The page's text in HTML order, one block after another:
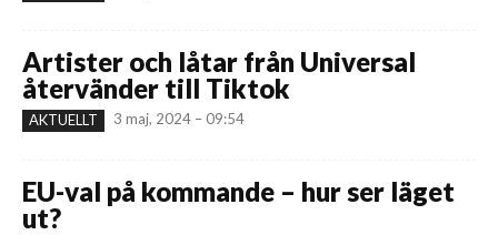
Artister och låtar från Universal
återvänder till Tiktok
AKTUELLT 3 maj, 2024 – 09:54
EU-val på kommande – hur ser läget
ut?